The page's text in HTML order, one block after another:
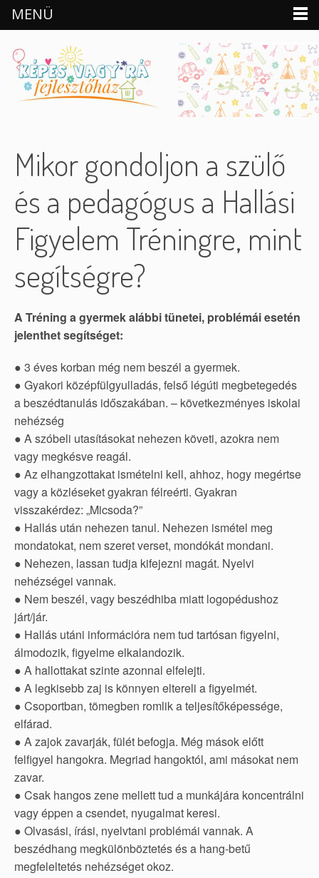
Mikor gondoljon a szülő
és a pedagógus a Hallási
Figyelem Tréningre, mint
segítségre?
A Tréning a gyermek alábbi tünetei, problémái esetén
jelenthet segítséget:
● 3 éves korban még nem beszél a gyermek.
● Gyakori középfülgyulladás, felső légúti megbetegedés
a beszédtanulás időszakában. – következményes iskolai
nehézség
● A szóbeli utasításokat nehezen követi, azokra nem
vagy megkésve reagál.
● Az elhangzottakat ismételni kell, ahhoz, hogy megértse
vagy a közléseket gyakran félreérti. Gyakran
visszakérdez: „Micsoda?”
● Hallás után nehezen tanul. Nehezen ismétel meg
mondatokat, nem szeret verset, mondókát mondani.
● Nehezen, lassan tudja kifejezni magát. Nyelvi
nehézségei vannak.
● Nem beszél, vagy beszédhiba miatt logopédushoz
járt/jár.
● Hallás utáni információra nem tud tartósan figyelni,
álmodozik, figyelme elkalandozik.
● A hallottakat szinte azonnal elfelejti.
● A legkisebb zaj is könnyen eltereli a figyelmét.
● Csoportban, tömegben romlik a teljesítőképessége,
elfárad.
● A zajok zavarják, fülét befogja. Még mások előtt
felfigyel hangokra. Megriad hangoktól, ami másokat nem
zavar.
● Csak hangos zene mellett tud a munkájára koncentrálni
vagy éppen a csendet, nyugalmat keresi.
● Olvasási, írási, nyelvtani problémái vannak. A
beszédhang megkülönböztetés és a hang-betű
megfeleltetés nehézséget okoz.
MENÜ